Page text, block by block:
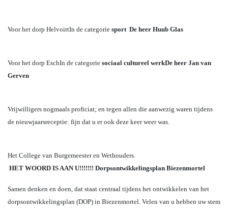
Voor het dorp HelvoirtIn de categorie sport De heer Huub Glas
Voor het dorp EschIn de categorie sociaal cultureel werkDe heer Jan van
Gerven
Vrijwilligers nogmaals proficiat; en tegen allen die aanwezig waren tijdens
de nieuwjaarsreceptie: fijn dat u er ook deze keer weer was.
Het College van Burgemeester en Wethouders.
HET WOORD IS AAN U!!!!!!! Dorpsontwikkelingsplan Biezenmortel
Samen denken en doen, dat staat centraal tijdens het ontwikkelen van het
dorpsontwikkelingsplan (DOP) in Biezenmortel. Velen van u hebben uw stem